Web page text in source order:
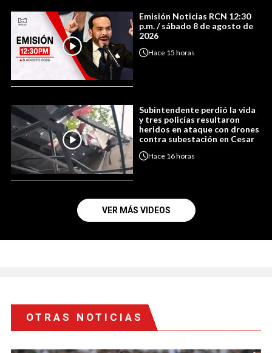
Emisión Noticias RCN 12:30
p.m. / sábado 8 de agosto de
2026
Hace 15 horas
Subintendente perdió la vida
y tres policías resultaron
heridos en ataque con drones
contra subestación en Cesar
Hace 16 horas
VER MÁS VIDEOS
OTRAS NOTICIAS